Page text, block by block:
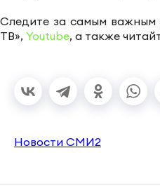
Следите за самым важным
ТВ», Youtube, а также
Новости СМИ2